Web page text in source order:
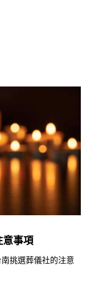
意事項
挑選葬儀社的注意